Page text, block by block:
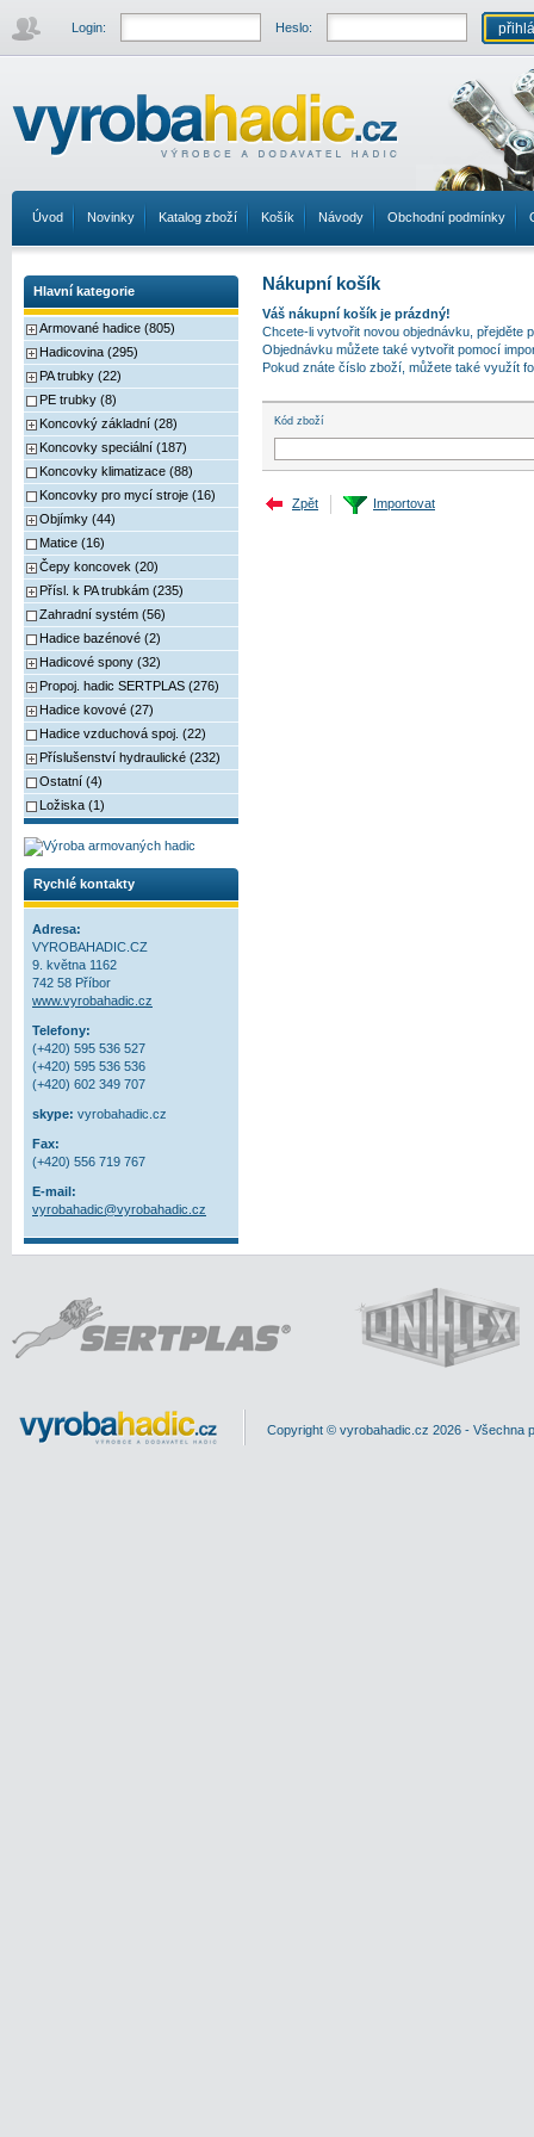
Login: Heslo:
Úvod Novinky Katalog zboží Košík Návody Obchodní podmínky
Hlavní kategorie
Armované hadice (805)
Hadicovina (295)
PA trubky (22)
PE trubky (8)
Koncovký základní (28)
Koncovky speciální (187)
Koncovky klimatizace (88)
Koncovky pro mycí stroje (16)
Objímky (44)
Matice (16)
Čepy koncovek (20)
Přísl. k PA trubkám (235)
Zahradní systém (56)
Hadice bazénové (2)
Hadicové spony (32)
Propoj. hadic SERTPLAS (276)
Hadice kovové (27)
Hadice vzduchová spoj. (22)
Příslušenství hydraulické (232)
Ostatní (4)
Ložiska (1)
Rychlé kontakty
Adresa:
VYROBAHADIC.CZ
9. května 1162
742 58 Příbor
www.vyrobahadic.cz
Telefony:
(+420) 595 536 527
(+420) 595 536 536
(+420) 602 349 707
skype: vyrobahadic.cz
Fax:
(+420) 556 719 767
E-mail:
vyrobahadic@vyrobahadic.cz
Nákupní košík
Váš nákupní košík je prázdný!
Chcete-li vytvořit novou objednávku, přejděte
Objednávku můžete také vytvořit pomocí
Pokud znáte číslo zboží, můžete také využít
Kód zboží
Zpět Importovat
Copyright © vyrobahadic.cz 2026 - Všechna